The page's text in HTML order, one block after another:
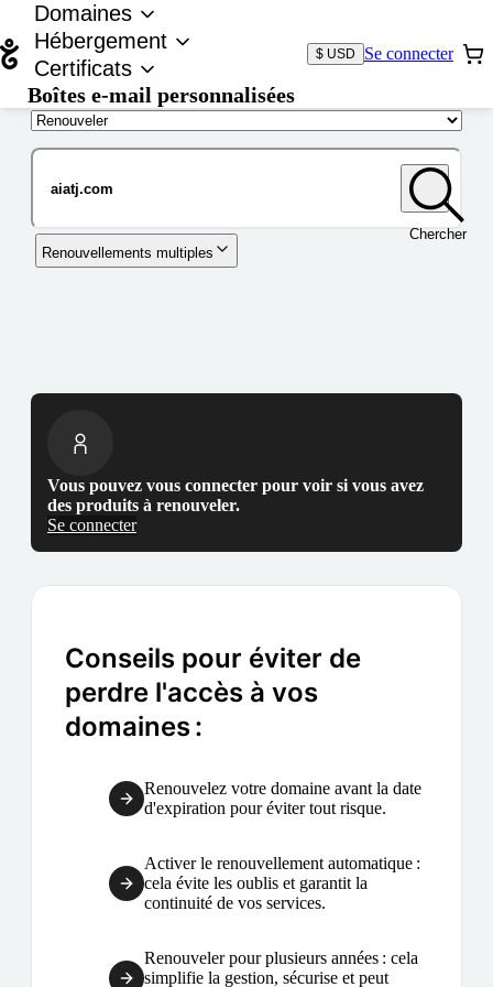
Domaines
Hébergement
Certificats
Boîtes e-mail personnalisées
$ USD Se connecter
Chercher
Renouvellements multiples
Vous pouvez vous connecter pour voir si vous avez
des produits à renouveler.
Se connecter
Conseils pour éviter de
perdre l'accès à vos
domaines :
Renouvelez votre domaine avant la date
d'expiration pour éviter tout risque.
Activer le renouvellement automatique :
cela évite les oublis et garantit la
continuité de vos services.
Renouveler pour plusieurs années : cela
simplifie la gestion, sécurise et peut